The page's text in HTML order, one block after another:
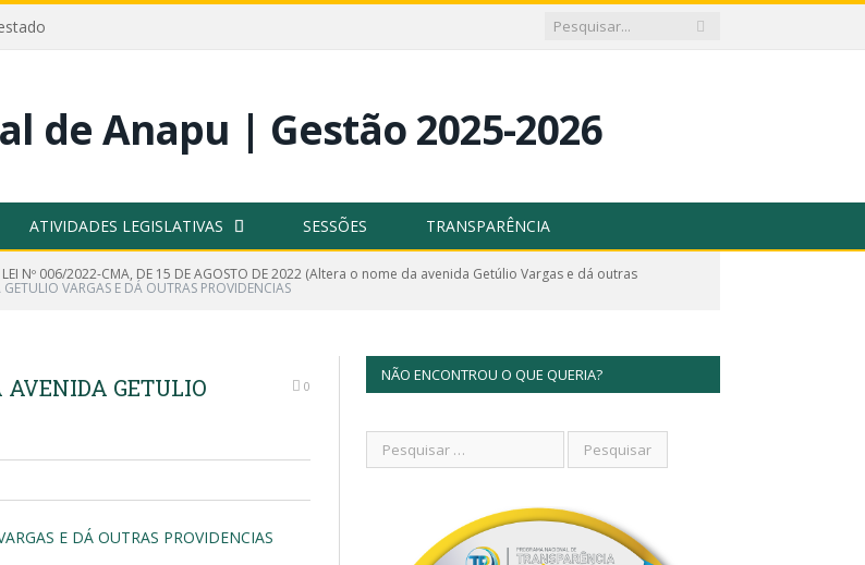
ATIVIDADES LEGISLATIVAS SESSÕES TRANSPARÊNCIA
LEI Nº 006/2022-CMA, DE 15 DE AGOSTO DE 2022 (Altera o nome da avenida Getúlio Vargas e dá outras
VARGAS E DÁ OUTRAS PROVIDENCIAS
AVENIDA GETULIO
0
E DÁ OUTRAS PROVIDENCIAS
NÃO ENCONTROU O QUE QUERIA?